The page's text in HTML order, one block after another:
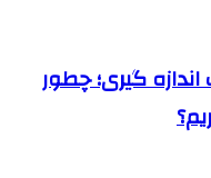
گیری؛ چطور